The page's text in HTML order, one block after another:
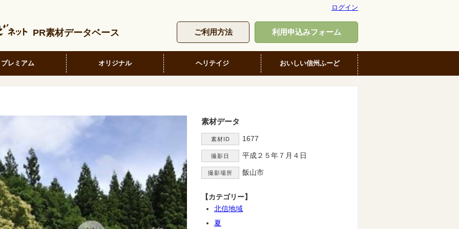
ログイン
PR素材データベース ご利用方法 利用申込みフォーム
プレミアム オリジナル ヘリテイジ おいしい信州ふーど
素材データ
素材ID 1677
撮影日 平成２５年７月４日
撮影場所 飯山市
【カテゴリー】
北信地域
夏